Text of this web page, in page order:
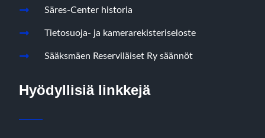
Säres-Center historia
Tietosuoja- ja kamerarekisteriseloste
Sääksmäen Reserviläiset Ry säännöt
Hyödyllisiä linkkejä